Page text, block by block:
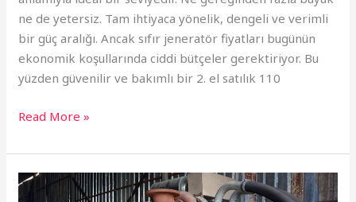
ne de yetersiz. Tam ihtiyaca yönelik, dengeli ve verimli
bir güç aralığı. Ancak sıfır jeneratör fiyatları bugünün
ekonomik koşullarında ciddi bütçeler gerektiriyor. Bu
yüzden güvenilir ve bakımlı bir 2. el satılık 110
Read More »
1560